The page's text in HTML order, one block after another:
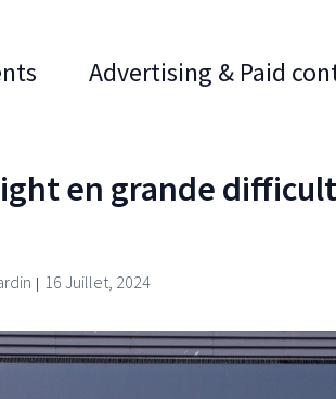
Advertising & Paid
en grande
16 Juillet, 2024